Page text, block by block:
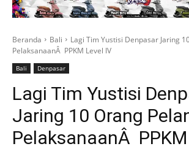
Beranda Bali
Lagi Tim Yustisi Denpasar Jaring
PelaksanaanÂ PPKM Level IV
Bali Denpasar
Lagi Tim Yustisi
Jaring 10 Orang
PelaksanaanÂ